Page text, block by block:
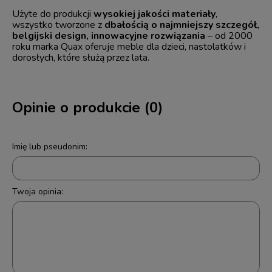
Użyte do produkcji wysokiej jakości materiały,
wszystko tworzone z dbałością o najmniejszy szczegół,
belgijski design, innowacyjne rozwiązania – od 2000
roku marka Quax oferuje meble dla dzieci, nastolatków i
dorosłych, które służą przez lata.
Opinie o produkcie (0)
Imię lub pseudonim:
Twoja opinia: